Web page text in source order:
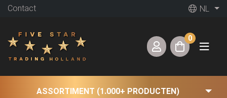
Contact NL
0
ASSORTIMENT (1.000+ PRODUCTEN)